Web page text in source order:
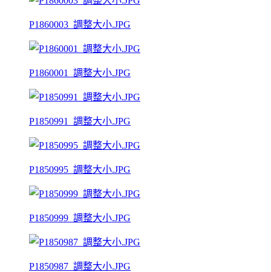
P1860003_調整大小.JPG
P1860001_調整大小.JPG
P1850991_調整大小.JPG
P1850995_調整大小.JPG
P1850999_調整大小.JPG
P1850987_調整大小.JPG